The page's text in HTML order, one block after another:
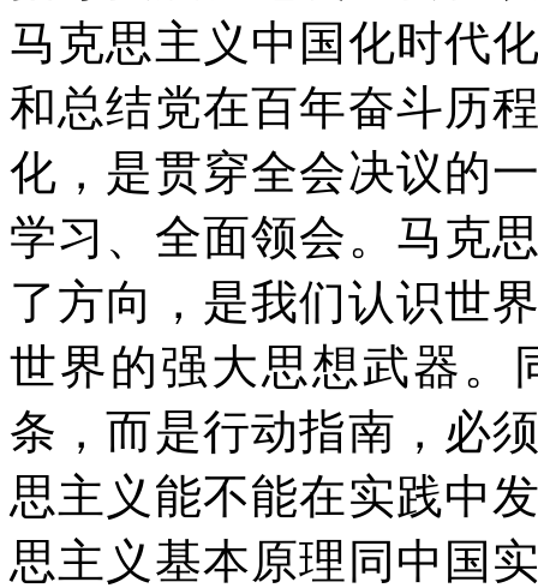
马克思主义中国化时代
和总结党在百年奋斗历
化，是贯穿全会决议的
学习、全面领会。马克
了方向，是我们认识世
世界的强大思想武器。
条，而是行动指南，必
思主义能不能在实践中
思主义基本原理同中国